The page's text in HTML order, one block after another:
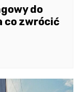
do
co zwrócić